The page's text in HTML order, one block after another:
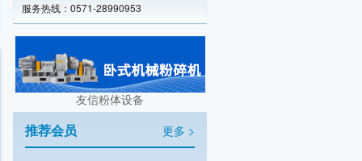
服务热线：0571-28990953
友信粉体设备
推荐会员 更多 >
主营产品：混合机,粉碎机,振动筛,输送
潍坊市友信粉体设备有限公司
主营产品：气流粉碎机,机械粉碎机,超微
江阴市天勤机械制造有限公司
主营产品：涡轮粉碎机,高效粉碎机,万能
上海细创粉体装备有限公司